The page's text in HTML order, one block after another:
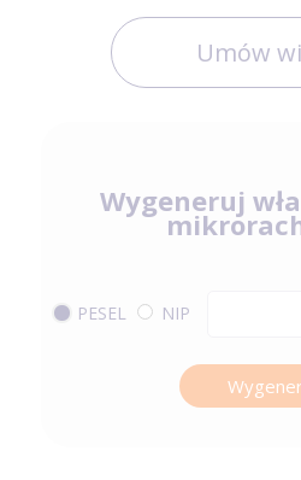
Umów
Wygeneruj
PESEL NIP